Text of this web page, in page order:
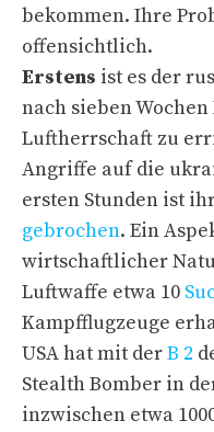
bekommen. Ihre
offensichtlich.
Erstens ist es der
nach sieben
Luftherrschaft zu
Angriffe auf die
ersten Stunden ist
gebrochen. Ein
wirtschaftlicher
Luftwaffe etwa 10
Kampfflugzeuge
USA hat mit derB 2
Stealth Bomber in
inzwischen etwa